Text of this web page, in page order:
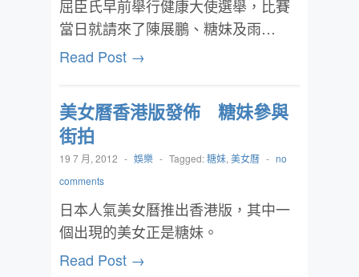
屈臣氏早前舉行健康大使選舉，比賽
當日就請來了陳展鵬、糖妹及雨…
Read Post →
美女曆香港版發佈 糖妹參與
街拍
19 7 月, 2012 - 娛樂 - Tagged:糖妹, 美女曆 - no
comments
日本人氣美女曆推出香港版，其中一
個出現的美女正是糖妹。
Read Post →